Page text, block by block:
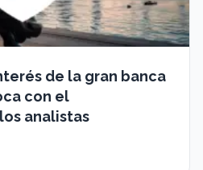
de la gran banca
con el
analistas